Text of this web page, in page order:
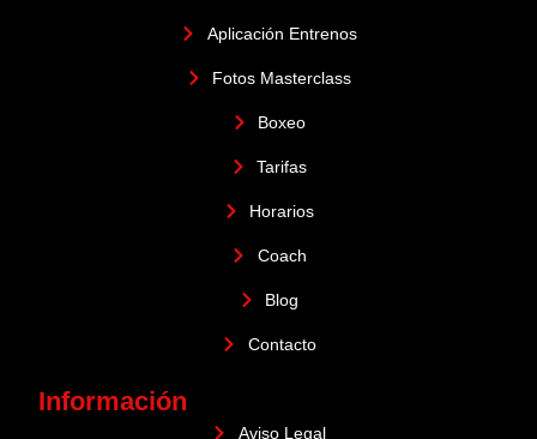
Aplicación Entrenos
Fotos Masterclass
Boxeo
Tarifas
Horarios
Coach
Blog
Contacto
Información
Aviso Legal